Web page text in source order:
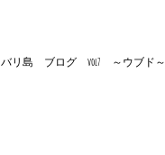
バリ島 ブログ vol7 ～ウブド～